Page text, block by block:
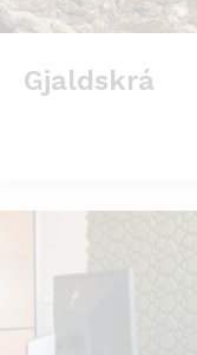
Gjaldskrá